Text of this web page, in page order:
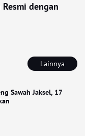
Lainnya
Sawah Jaksel, 17
dengan